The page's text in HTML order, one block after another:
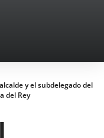
y el subdelegado del
del Rey